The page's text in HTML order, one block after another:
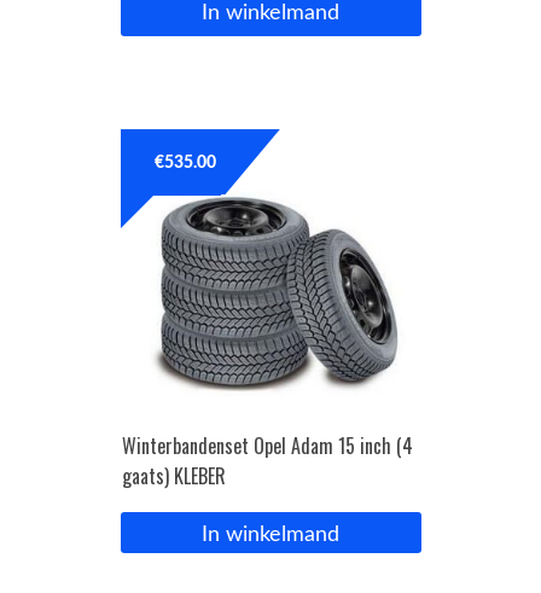
In winkelmand
Winterbandenset Opel Adam 15 inch (4
gaats) KLEBER
€535.00
In winkelmand